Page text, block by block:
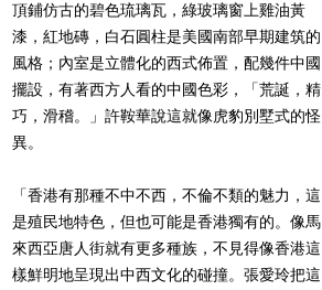
頂鋪仿古的碧色琉璃瓦，綠玻璃窗上雞油黃
漆，紅地磚，白石圓柱是美國南部早期建筑的
風格；內室是立體化的西式佈置，配幾件中國
擺設，有著西方人看的中國色彩，「荒誕，精
巧，滑稽。」許鞍華說這就像虎豹別墅式的怪
異。
「香港有那種不中不西，不倫不類的魅力，這
是殖民地特色，但也可能是香港獨有的。像馬
來西亞唐人街就有更多種族，不見得像香港這
樣鮮明地呈現出中西文化的碰撞。張愛玲把這